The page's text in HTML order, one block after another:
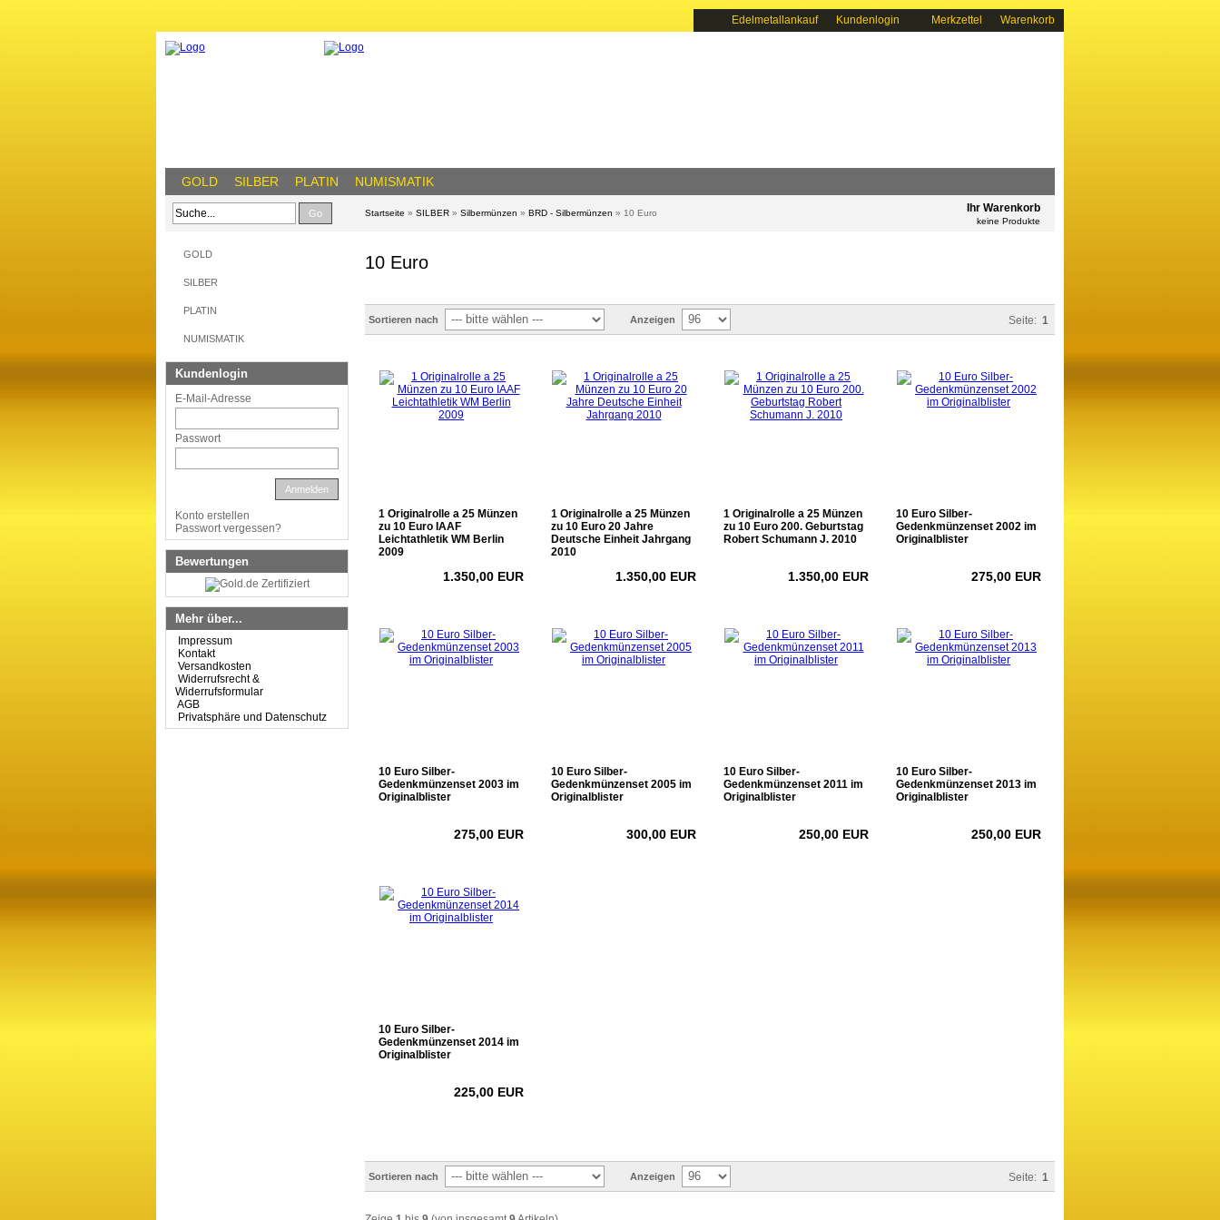
Edelmetallankauf Kundenlogin Merkzettel Warenkorb
GOLD SILBER PLATIN NUMISMATIK
Go Startseite » SILBER » Silbermünzen » BRD - Silbermünzen » 10 Euro Ihr Warenkorb
keine Produkte
10 Euro
Sortieren nach Anzeigen Seite: 1
1 Originalrolle a 25 Münzen
zu 10 Euro IAAF
Leichtathletik WM Berlin
2009
1.350,00 EUR
1 Originalrolle a 25 Münzen
zu 10 Euro 20 Jahre
Deutsche Einheit Jahrgang
2010
1.350,00 EUR
1 Originalrolle a 25 Münzen
zu 10 Euro 200. Geburtstag
Robert Schumann J. 2010
1.350,00 EUR
10 Euro Silber-
Gedenkmünzenset 2002 im
Originalblister
275,00 EUR
10 Euro Silber-
Gedenkmünzenset 2003 im
Originalblister
275,00 EUR
10 Euro Silber-
Gedenkmünzenset 2005 im
Originalblister
300,00 EUR
10 Euro Silber-
Gedenkmünzenset 2011 im
Originalblister
250,00 EUR
10 Euro Silber-
Gedenkmünzenset 2013 im
Originalblister
250,00 EUR
10 Euro Silber-
Gedenkmünzenset 2014 im
Originalblister
225,00 EUR
Sortieren nach Anzeigen Seite: 1
GOLD
SILBER
PLATIN
NUMISMATIK
Kundenlogin
E-Mail-Adresse
Passwort
Anmelden
Konto erstellen
Passwort vergessen?
Bewertungen
Mehr über...
Impressum
Kontakt
Versandkosten
Widerrufsrecht &
Widerrufsformular
AGB
Privatsphäre und Datenschutz